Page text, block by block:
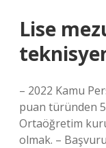
Lise
– 2022 Kamu
puan türünden
Ortaöğretim
olmak. –